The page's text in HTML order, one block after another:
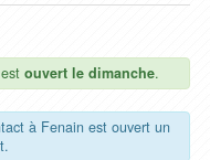
ouvert le dimanche.
à Fenain est ouvert un